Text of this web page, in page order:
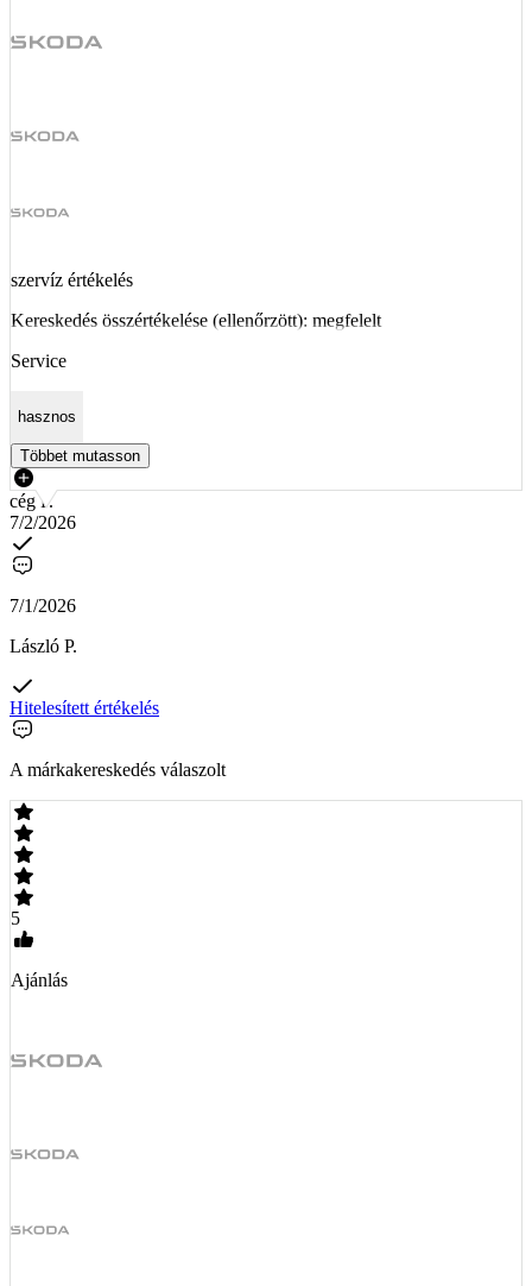
szervíz értékelés
Kereskedés összértékelése (ellenőrzött): megfelelt
Service
hasznos
Többet mutasson
cég P.
7/2/2026
7/1/2026
László P.
Hitelesített értékelés
A márkakereskedés válaszolt
5
Ajánlás